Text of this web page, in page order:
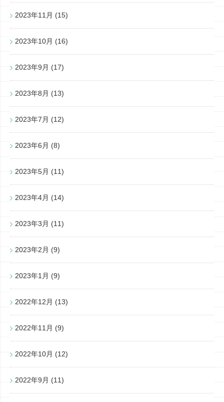
2023年11月 (15)
2023年10月 (16)
2023年9月 (17)
2023年8月 (13)
2023年7月 (12)
2023年6月 (8)
2023年5月 (11)
2023年4月 (14)
2023年3月 (11)
2023年2月 (9)
2023年1月 (9)
2022年12月 (13)
2022年11月 (9)
2022年10月 (12)
2022年9月 (11)